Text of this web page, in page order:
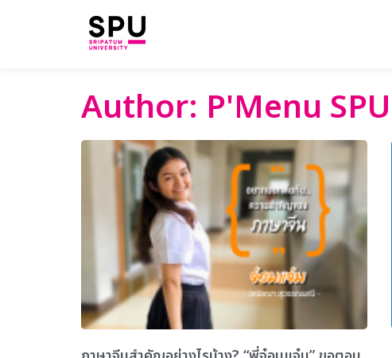
Author: P'Menu SPU